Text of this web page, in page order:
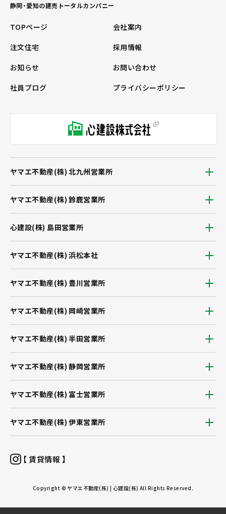
静岡・愛知の建売トータルカンパニー
TOPページ
会社案内
注文住宅
採用情報
お知らせ
お問い合わせ
社員ブログ
プライバシーポリシー
ヤマエ不動産(株) 浜松本社
ヤマエ不動産(株) 静岡営業所
ヤマエ不動産(株) 豊川営業所
ヤマエ不動産(株) 富士営業所
ヤマエ不動産(株) 岡崎営業所
ヤマエ不動産(株) 伊東営業所
ヤマエ不動産(株) 半田営業所
ヤマエ不動産(株) 北九州営業所
ヤマエ不動産(株) 鈴鹿営業所
心建設(株) 島田営業所
【 賃貸情報 】
Copyright © ヤマエ不動産(株) | 心建設(株) All Rights Reserved.